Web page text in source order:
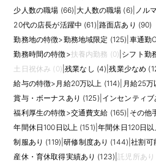
少人数の職場 (66) |大人数の職場 (6) ノル
20代の店長が活躍中 (61) 路面店あり (90)
勤務地の特徴>勤務地域限定 (125) 車通勤
勤務時間の特徴>扶養内勤務 (0) シフト勤
土日祝休み (0) |残業なし (4) |残業少なめ
給与の特徴> 月給20万以上 (114) 月給25
賞与・ボーナスあり (125) インセンティブ
福利厚生の特徴>交通費支給 (165) その他
年間休日100日以上 (151) |年間休日120日
制服あり (119) |研修制度あり (144) |社割可
産休・育休取得実績あり (123) |託児所あ